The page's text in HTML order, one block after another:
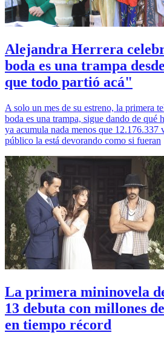
Alejandra Herrera
boda es una trampa
que todo partió acá"
A solo un mes de su estreno, la primera
boda es una trampa, sigue dando de qué
ya acumula nada menos que 12.176.337
público la está devorando como si fueran
La primera mininovela
13 debuta con millones
en tiempo récord